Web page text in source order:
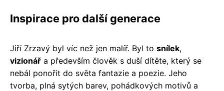
Inspirace pro další generace
Jiří Zrzavý byl víc než jen malíř. Byl to snílek,
vizionář a především člověk s duší dítěte, který se
nebál ponořit do světa fantazie a poezie. Jeho
tvorba, plná sytých barev, pohádkových motivů a